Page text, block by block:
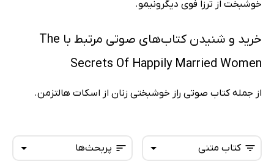
خوشبخت از ترزا فوی دیگرونیمو.
خرید و شنیدن کتاب‌های صوتی مرتبط با The
Secrets Of Happily Married Women
از جمله کتاب صوتی راز خوشبختی زنان از اسکات هالتزمن.
پربحث‌ها کتاب متنی